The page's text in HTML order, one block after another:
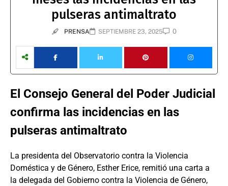
pulseras antimaltrato
PRENSA SEPTIEMBRE 23, 2025 0
El Consejo General del Poder Judicial
confirma las incidencias en las
pulseras antimaltrato
La presidenta del Observatorio contra la Violencia
Doméstica y de Género, Esther Erice, remitió una carta a
la delegada del Gobierno contra la Violencia de Género,